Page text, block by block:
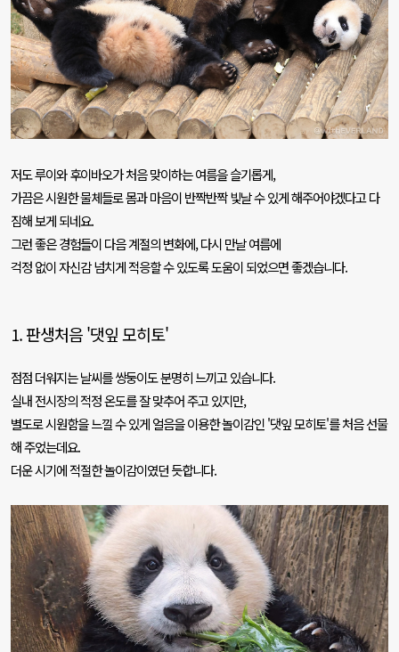
저도 루이와 후이바오가 처음 맞이하는 여름을 슬기롭게,
가끔은 시원한 물체들로 몸과 마음이 반짝반짝 빛날 수 있게 해주어야겠다고 다
짐해 보게 되네요.
그런 좋은 경험들이 다음 계절의 변화에,다시 만날 여름에
걱정 없이 자신감 넘치게 적응할 수 있도록 도움이 되었으면 좋겠습니다.
1.판생처음'댓잎 모히토'
점점 더워지는 날씨를 쌍둥이도 분명히 느끼고 있습니다.
실내 전시장의 적정 온도를 잘 맞추어 주고 있지만,
별도로 시원함을 느낄 수 있게 얼음을 이용한 놀이감인'댓잎 모히토'를 처음 선물
해 주었는데요.
더운 시기에 적절한 놀이감이였던 듯합니다.